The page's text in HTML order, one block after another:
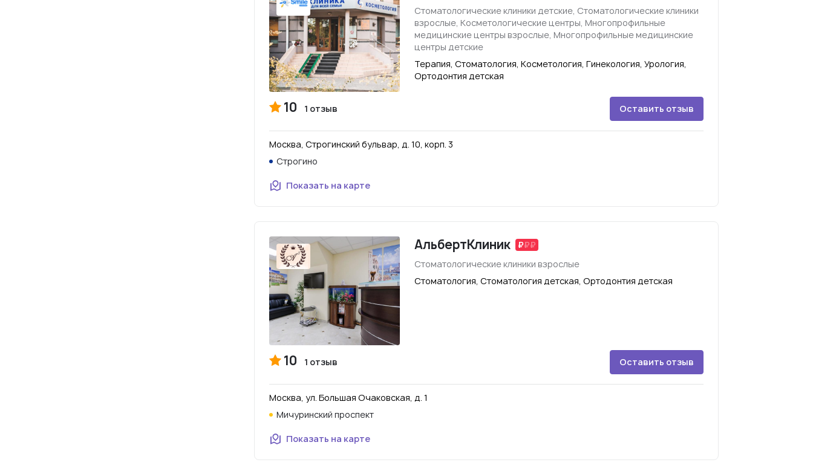
Стоматологические клиники детские, Стоматологические клиники
взрослые, Косметологические центры, Многопрофильные
медицинские центры взрослые, Многопрофильные медицинские
центры детские
Терапия, Стоматология, Косметология, Гинекология, Урология,
Ортодонтия детская
10 1 отзыв Оставить отзыв
Москва, Строгинский бульвар, д. 10, корп. 3
Строгино
Показать на карте
АльбертКлиник
Стоматологические клиники взрослые
Стоматология, Стоматология детская, Ортодонтия детская
10 1 отзыв Оставить отзыв
Москва, ул. Большая Очаковская, д. 1
Мичуринский проспект
Показать на карте